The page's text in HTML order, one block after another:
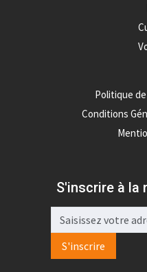
Politique
Conditions
S'inscrire à la
S'inscrire